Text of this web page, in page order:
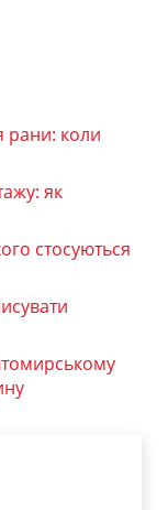
рани: коли
як
стосуються